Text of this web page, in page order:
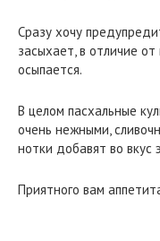
Сразу хочу
засыхает, в отличие
осыпается.
В целом пасхальные
очень нежными,
нотки добавят во вкус
Приятного вам